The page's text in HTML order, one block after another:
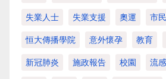
失業人士 失業支援 奧運 市
恒大傳播學院 意外懷孕 教育
新冠肺炎 施政報告 校園 流感